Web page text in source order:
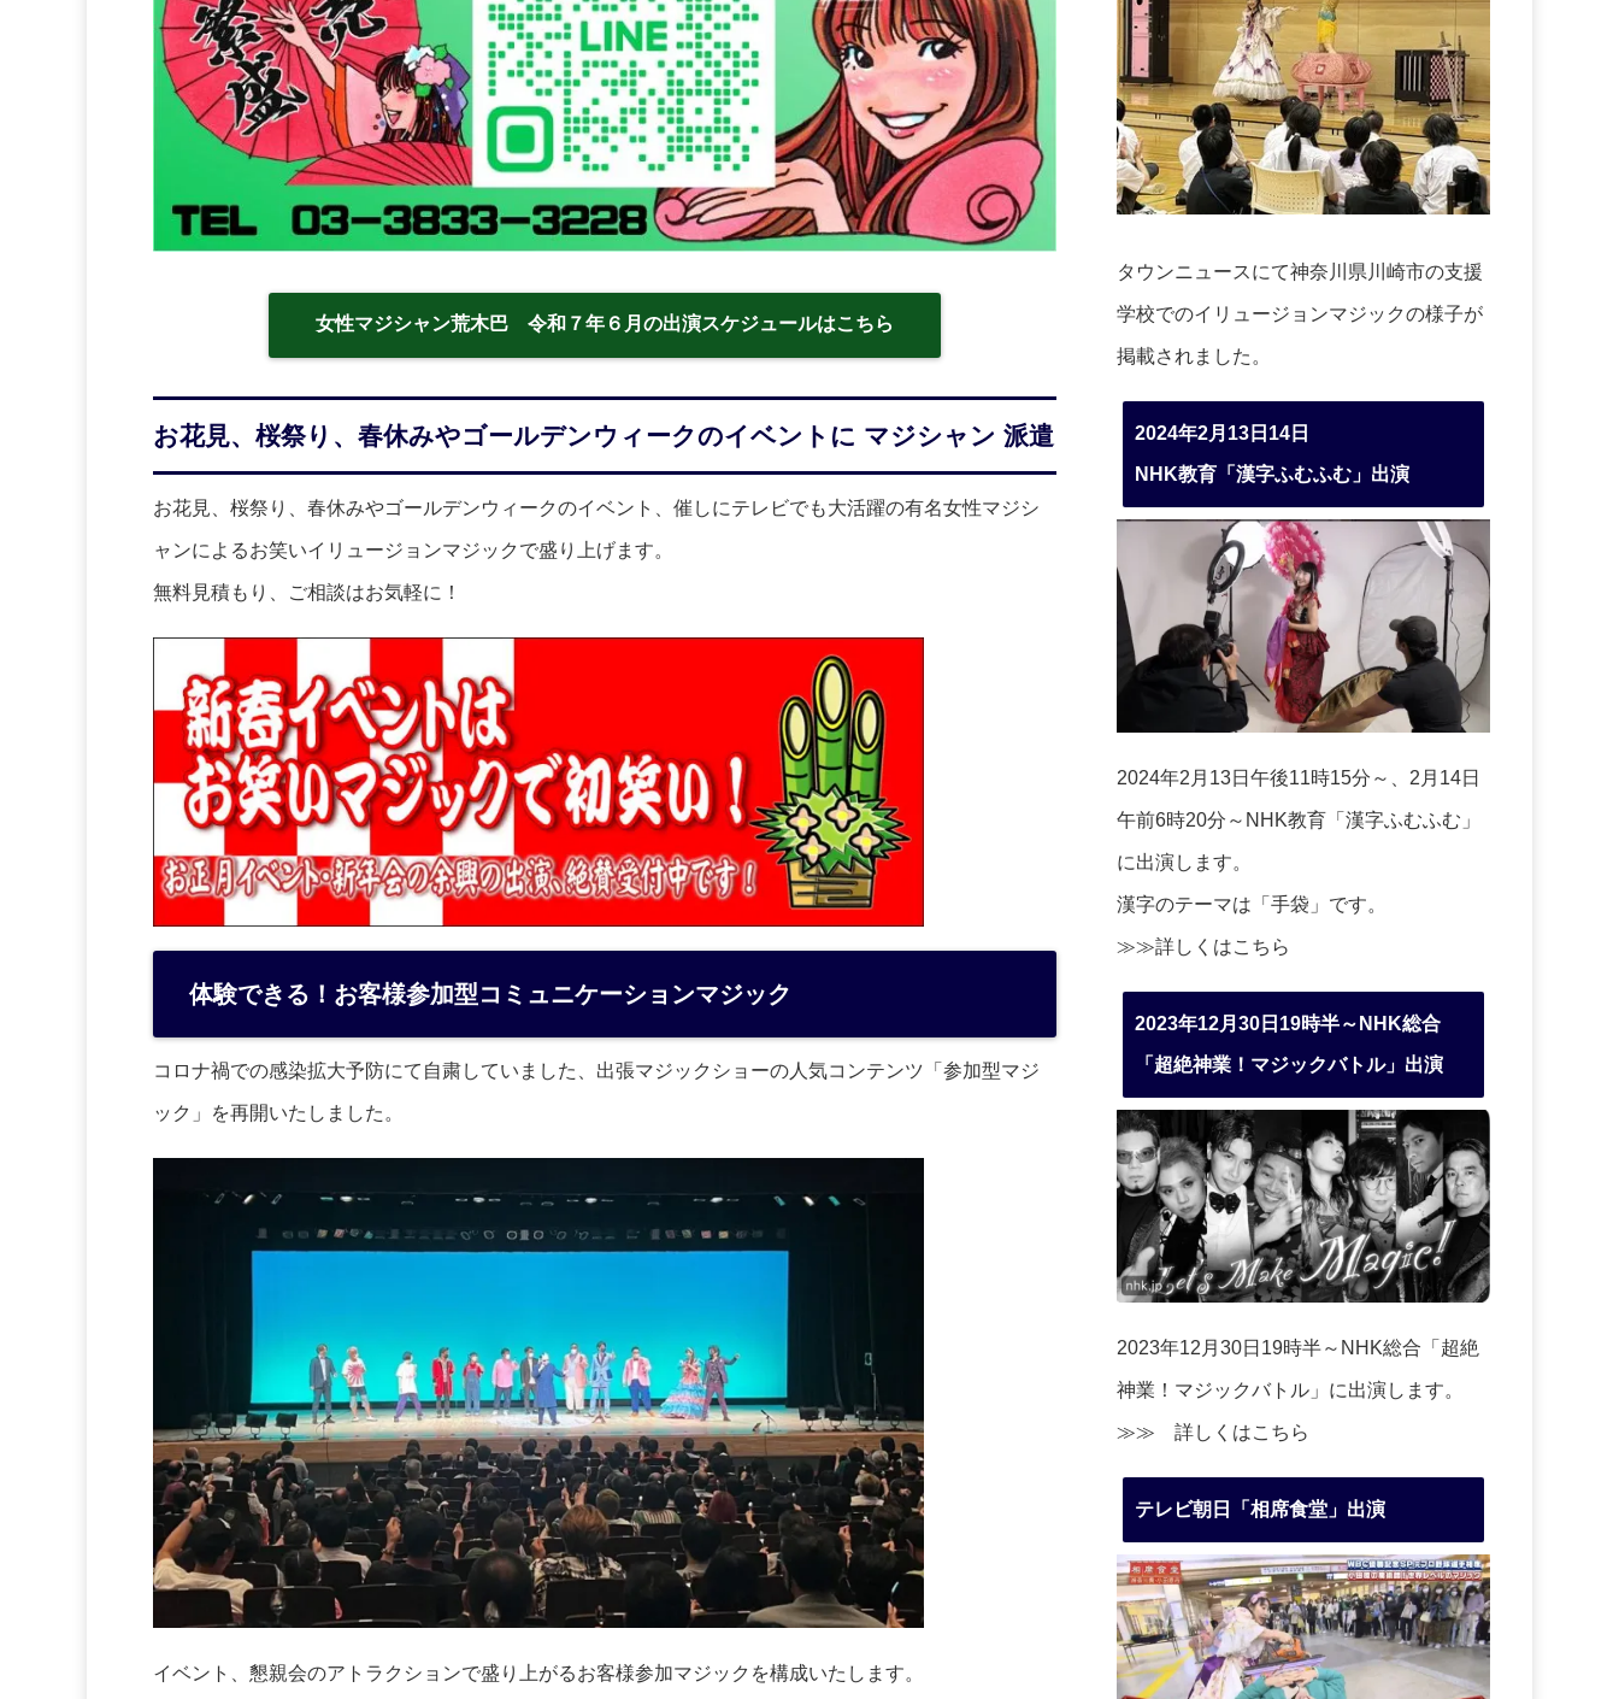
女性マジシャン荒木巴 令和７年６月の出演スケジュールはこちら
お花見、桜祭り、春休みやゴールデンウィークのイベントに マジシャン 派遣
お花見、桜祭り、春休みやゴールデンウィークのイベント、催しにテレビでも大活躍の有名女性マジシ
ャンによるお笑いイリュージョンマジックで盛り上げます。
無料見積もり、ご相談はお気軽に！
体験できる！お客様参加型コミュニケーションマジック
コロナ禍での感染拡大予防にて自粛していました、出張マジックショーの人気コンテンツ「参加型マジ
ック」を再開いたしました。
イベント、懇親会のアトラクションで盛り上がるお客様参加マジックを構成いたします。
タウンニュースにて神奈川県川崎市の支援
学校でのイリュージョンマジックの様子が
掲載されました。
2024年2月13日14日
NHK教育「漢字ふむふむ」出演
2024年2月13日午後11時15分～、2月14日
午前6時20分～NHK教育「漢字ふむふむ」
に出演します。
漢字のテーマは「手袋」です。
≫≫詳しくはこちら
2023年12月30日19時半～NHK総合
「超絶神業！マジックバトル」出演
2023年12月30日19時半～NHK総合「超絶
神業！マジックバトル」に出演します。
≫≫ 詳しくはこちら
テレビ朝日「相席食堂」出演